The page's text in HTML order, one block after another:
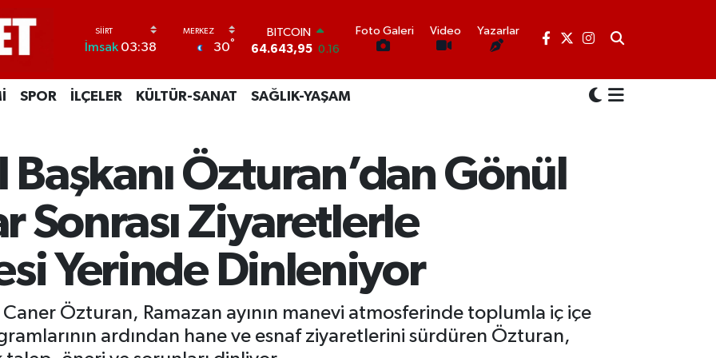
İmsak03:38 30°
DOLAR
47,6006
55,0250 0.02
BİST100
13.799 70
Foto Galeri Video Yazarlar
SPOR İLÇELER KÜLTÜR-SANAT SAĞLIK-YAŞAM
Özturan’dan Gönül
Sonrası Ziyaretlerle
Yerinde Dinleniyor
Caner Özturan, Ramazan ayının manevi atmosferinde toplumla iç içe
ardından hane ve esnaf ziyaretlerini sürdüren Özturan,